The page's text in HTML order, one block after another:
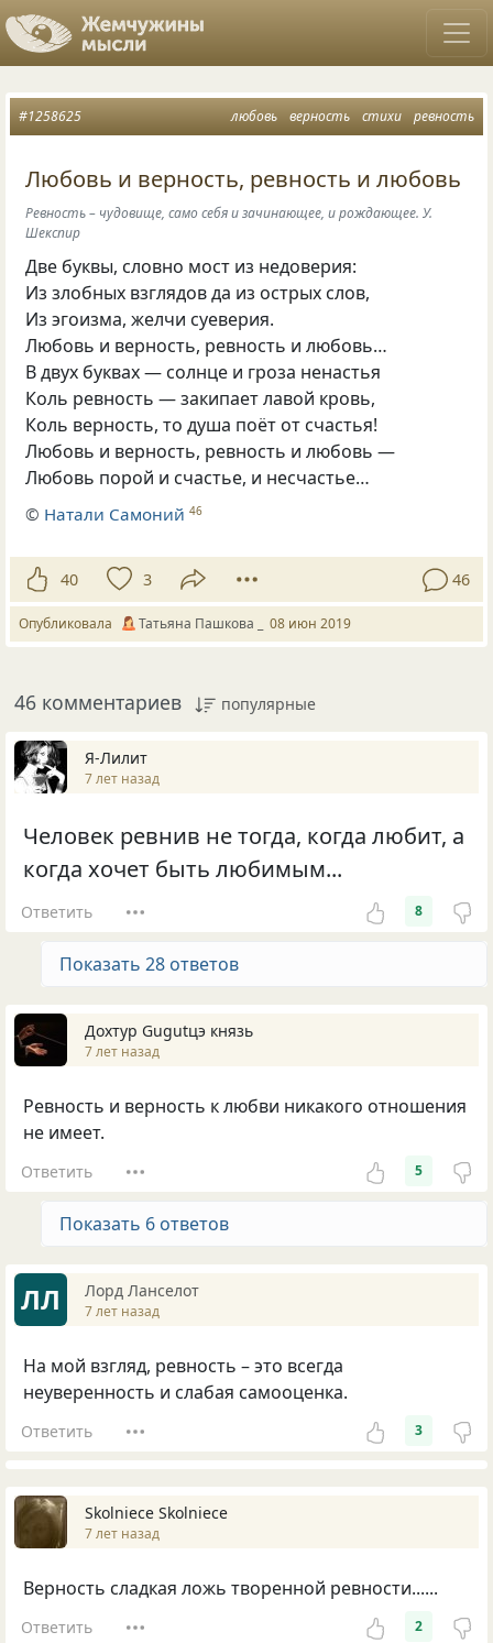
любовь верность стихи ревность
#1258625
Любовь и верность, ревность и любовь
Ревность – чудовище, само себя и зачинающее, и рождающее. У.
Шекспир
Две буквы, словно мост из недоверия:
Из злобных взглядов да из острых слов,
Из эгоизма, желчи суеверия.
Любовь и верность, ревность и любовь…
В двух буквах — солнце и гроза ненастья
Коль ревность — закипает лавой кровь,
Коль верность, то душа поёт от счастья!
Любовь и верность, ревность и любовь —
Любовь порой и счастье, и несчастье…
© Натали Самоний 46
40 3 46
Опубликовала Татьяна Пашкова _ 08 июн 2019
46 комментариев популярные
Я-Лилит
7 лет назад
Человек ревнив не тогда, когда любит, а
когда хочет быть любимым...
Ответить 8
Показать 28 ответов
Дохтур Gugutцэ князь
7 лет назад
Ревность и верность к любви никакого отношения
не имеет.
Ответить 5
Показать 6 ответов
ЛЛ Лорд Ланселот
7 лет назад
На мой взгляд, ревность – это всегда
неуверенность и слабая самооценка.
Ответить 3
Skolniece Skolniece
7 лет назад
Верность сладкая ложь творенной ревности......
Ответить 2